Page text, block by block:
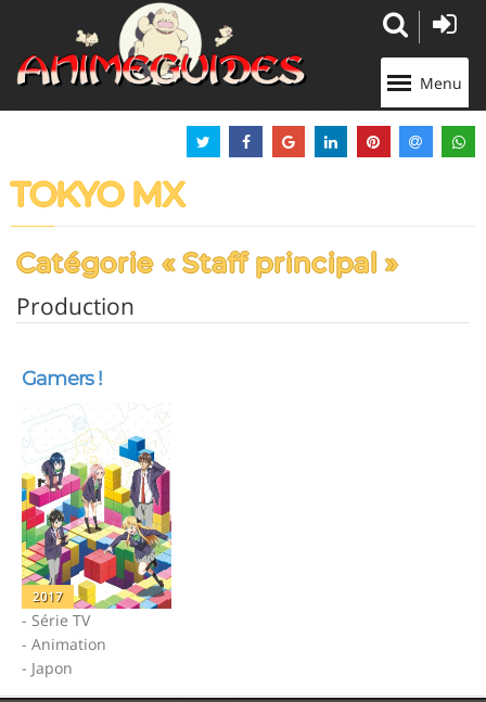
Menu
TOKYO MX
Catégorie « Staff principal »
Production
Gamers !
2017
- Série TV
- Animation
- Japon
Panneau de gestion des cookies